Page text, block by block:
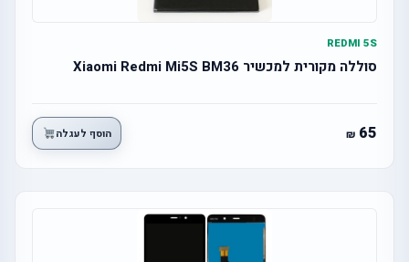
REDMI 5S
סוללה מקורית למכשיר Xiaomi Redmi Mi5S BM36
65 הוסף לעגלה